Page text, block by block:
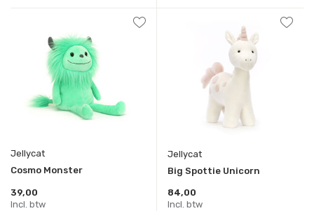
Jellycat
Cosmo Monster
39,00
Incl. btw
Jellycat
Big Spottie Unicorn
84,00
Incl. btw